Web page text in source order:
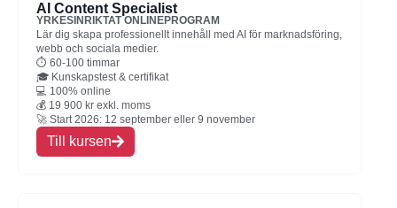
AI Content Specialist
YRKESINRIKTAT ONLINEPROGRAM
Lär dig skapa professionellt innehåll med AI för marknadsföring,
webb och sociala medier.
⏱ 60-100 timmar
🎓 Kunskapstest & certifikat
💻 100% online
💰 19 900 kr exkl. moms
🚀 Start 2026: 12 september eller 9 november
Till kursen